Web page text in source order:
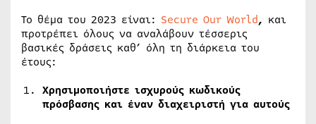
Το θέμα του 2023 είναι: Secure Our World, και
προτρέπει όλους να αναλάβουν τέσσερις
βασικές δράσεις καθ’ όλη τη διάρκεια του
έτους:
Χρησιμοποιήστε ισχυρούς κωδικούς
πρόσβασης και έναν διαχειριστή για αυτούς